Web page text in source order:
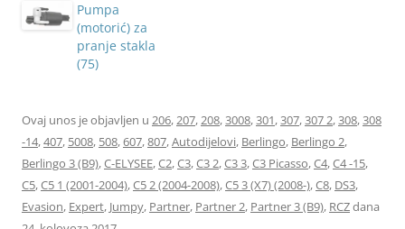
Pumpa
(motorić) za
pranje stakla
(75)
Ovaj unos je objavljen u 206,207,208,3008,301,307,307 2,308,308
-14,407, 5008, 508,607,807,Autodijelovi, Berlingo, Berlingo 2,
Berlingo 3 (B9),C-ELYSEE,C2,C3,C3 2,C3 3,C3 Picasso,C4,C4 -15,
C5,C5 1 (2001-2004),C5 2 (2004-2008),C5 3 (X7) (2008-),C8, DS3,
Evasion, Expert, Jumpy, Partner, Partner 2, Partner 3 (B9), RCZdana